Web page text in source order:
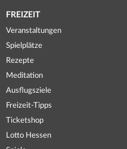
FREIZEIT
Veranstaltungen
Spielplätze
Rezepte
Meditation
Ausflugsziele
Freizeit-Tipps
Ticketshop
Lotto Hessen